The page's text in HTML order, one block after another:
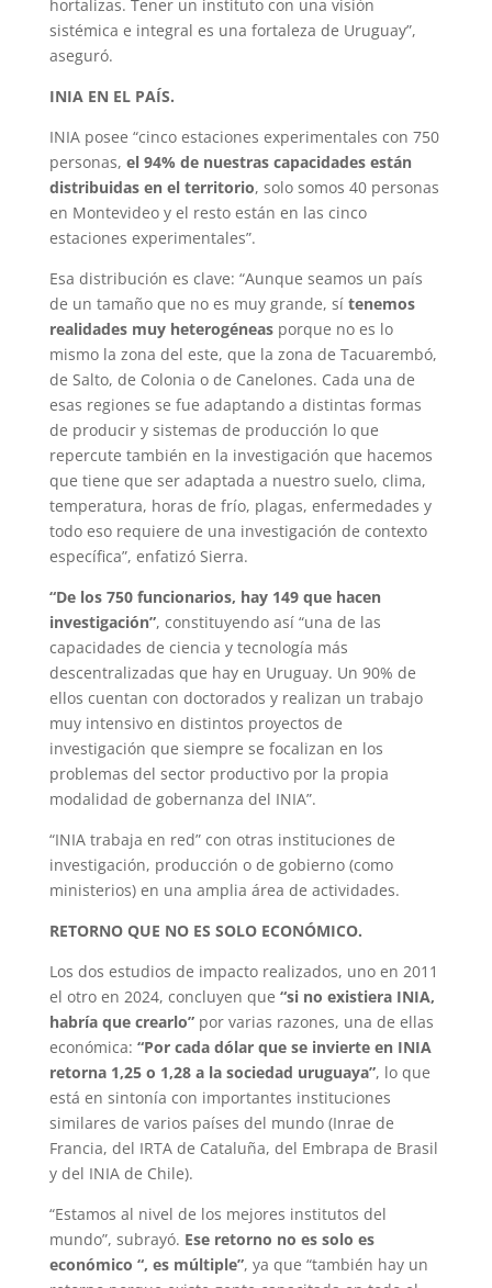
hortalizas. Tener un instituto con una visión
sistémica e integral es una fortaleza de Uruguay”,
aseguró.
INIA EN EL PAÍS.
INIA posee “cinco estaciones experimentales con 750
personas, el 94% de nuestras capacidades están
distribuidas en el territorio, solo somos 40 personas
en Montevideo y el resto están en las cinco
estaciones experimentales”.
Esa distribución es clave: “Aunque seamos un país
de un tamaño que no es muy grande, sí tenemos
realidades muy heterogéneasporque no es lo
mismo la zona del este, que la zona de Tacuarembó,
de Salto, de Colonia o de Canelones. Cada una de
esas regiones se fue adaptando a distintas formas
de producir y sistemas de producción lo que
repercute también en la investigación que hacemos
que tiene que ser adaptada a nuestro suelo, clima,
temperatura, horas de frío, plagas, enfermedades y
todo eso requiere de una investigación de contexto
específica”, enfatizó Sierra.
“De los 750 funcionarios, hay 149 que hacen
investigación”, constituyendo así “una de las
capacidades de ciencia y tecnología más
descentralizadas que hay en Uruguay. Un 90% de
ellos cuentan con doctorados y realizan un trabajo
muy intensivo en distintos proyectos de
investigación que siempre se focalizan en los
problemas del sector productivo por la propia
modalidad de gobernanza del INIA”.
“INIA trabaja en red” con otras instituciones de
investigación, producción o de gobierno (como
ministerios) en una amplia área de actividades.
RETORNO QUE NO ES SOLO ECONÓMICO.
Los dos estudios de impacto realizados, uno en 2011
el otro en 2024, concluyen que “si no existiera INIA,
habría que crearlo”por varias razones, una de ellas
económica: “Por cada dólar que se invierte en INIA
retorna 1,25 o 1,28 a la sociedad uruguaya”, lo que
está en sintonía con importantes instituciones
similares de varios países del mundo (Inrae de
Francia, del IRTA de Cataluña, del Embrapa de Brasil
y del INIA de Chile).
“Estamos al nivel de los mejores institutos del
mundo”, subrayó. Ese retorno no es solo es
económico “, es múltiple”, ya que “también hay un